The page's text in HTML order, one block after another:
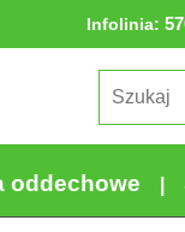
Infolinia:
oddechowe